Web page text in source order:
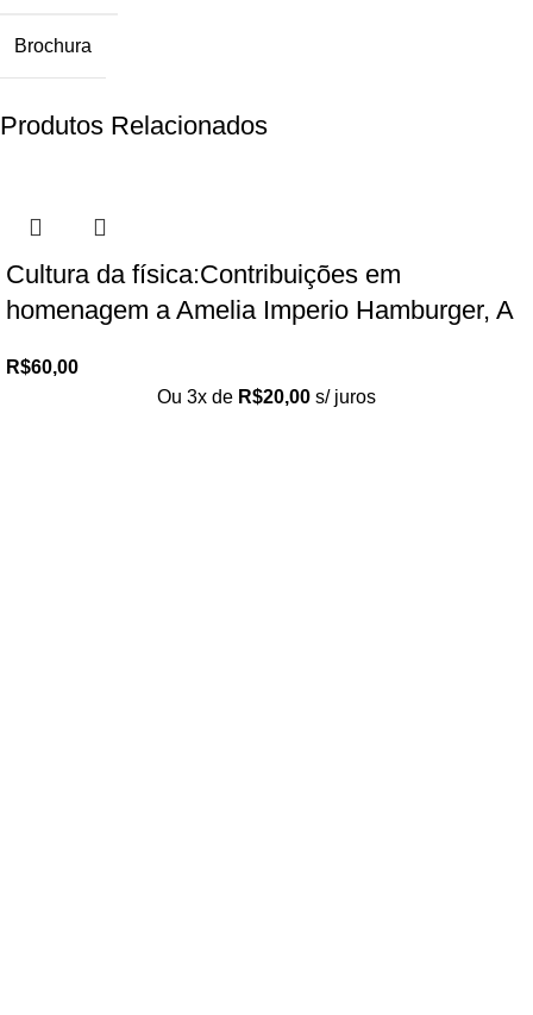
Brochura
Produtos Relacionados
Cultura da física:Contribuições em
homenagem a Amelia Imperio Hamburger, A
R$60,00
Ou 3x de R$20,00 s/ juros